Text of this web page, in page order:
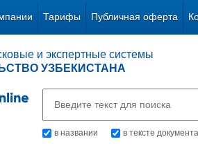
Тарифы Публичная оферта
и экспертные системы
УЗБЕКИСТАНА
в названии в тексте документа